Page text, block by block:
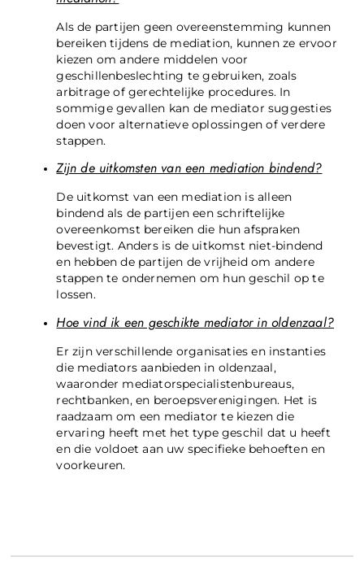
Als de partijen geen overeenstemming kunnen
bereiken tijdens de mediation, kunnen ze ervoor
kiezen om andere middelen voor
geschillenbeslechting te gebruiken, zoals
arbitrage of gerechtelijke procedures. In
sommige gevallen kan de mediator suggesties
doen voor alternatieve oplossingen of verdere
stappen.
Zijn de uitkomsten van een mediation bindend?
De uitkomst van een mediation is alleen
bindend als de partijen een schriftelijke
overeenkomst bereiken die hun afspraken
bevestigt. Anders is de uitkomst niet-bindend
en hebben de partijen de vrijheid om andere
stappen te ondernemen om hun geschil op te
lossen.
Hoe vind ik een geschikte mediator in oldenzaal?
Er zijn verschillende organisaties en instanties
die mediators aanbieden in oldenzaal,
waaronder mediatorspecialistenbureaus,
rechtbanken, en beroepsverenigingen. Het is
raadzaam om een mediator te kiezen die
ervaring heeft met het type geschil dat u heeft
en die voldoet aan uw specifieke behoeften en
voorkeuren.